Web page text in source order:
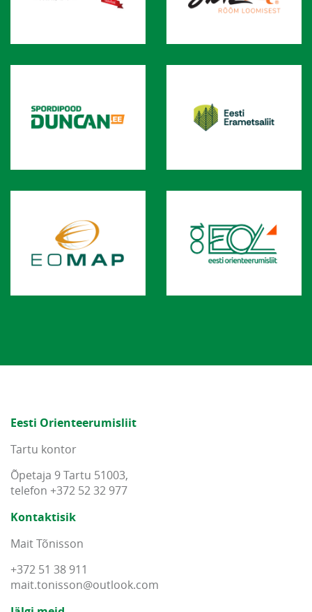
Eesti Orienteerumisliit
Tartu kontor
Õpetaja 9 Tartu 51003,
telefon +372 52 32 977
Kontaktisik
Mait Tõnisson
+372 51 38 911
mait.tonisson@outlook.com